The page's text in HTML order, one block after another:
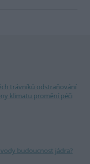
trávníků odstraňování
klimatu promění péči
budoucnost jádra?